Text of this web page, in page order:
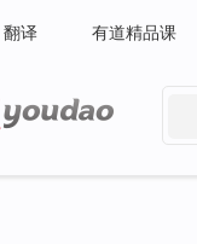
翻译 有道精品课